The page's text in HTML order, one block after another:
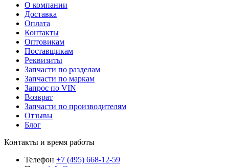
О компании
Доставка
Оплата
Контакты
Оптовикам
Поставщикам
Реквизиты
Запчасти по разделам
Запчасти по маркам
Запрос по VIN
Возврат
Запчасти по производителям
Отзывы
Блог
Контакты и время работы
Телефон +7 (495) 668-12-59